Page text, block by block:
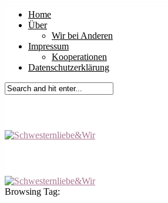
Home
Über
Wir bei Anderen
Impressum
Kooperationen
Datenschutzerklärung
Browsing Tag: